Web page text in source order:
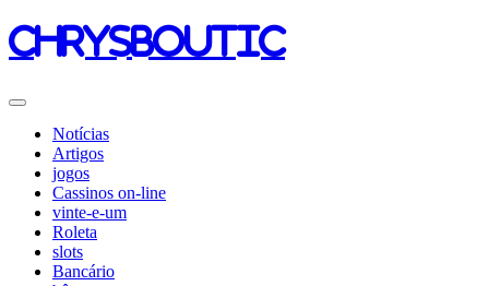
chrysboutic
Notícias
Artigos
jogos
Cassinos on-line
vinte-e-um
Roleta
slots
Bancário